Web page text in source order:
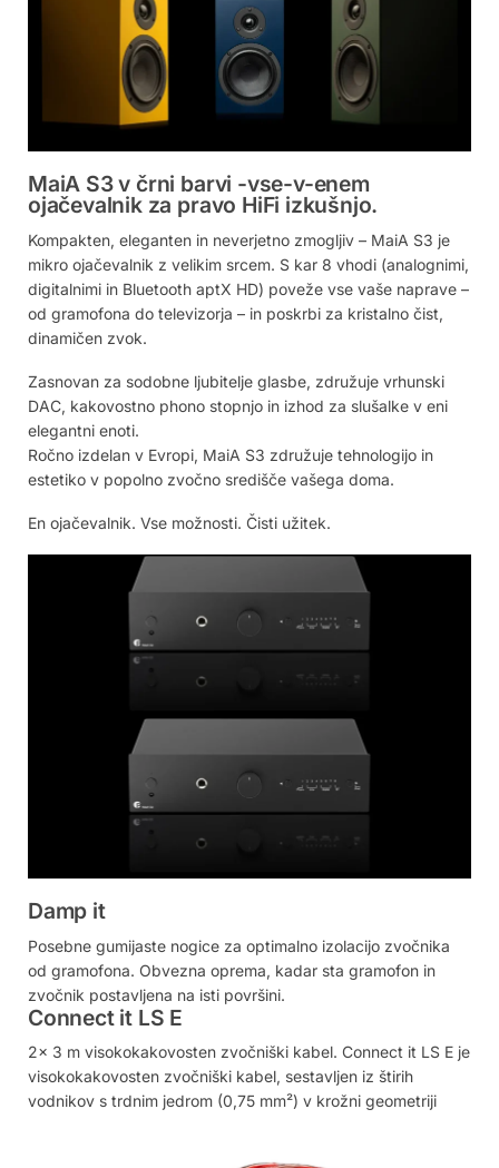
MaiA S3 v črni barvi -vse-v-enem
ojačevalnik za pravo HiFi izkušnjo.
Kompakten, eleganten in neverjetno zmogljiv – MaiA S3 je
mikro ojačevalnik z velikim srcem. S kar 8 vhodi (analognimi,
digitalnimi in Bluetooth aptX HD) poveže vse vaše naprave –
od gramofona do televizorja – in poskrbi za kristalno čist,
dinamičen zvok.
Zasnovan za sodobne ljubitelje glasbe, združuje vrhunski
DAC, kakovostno phono stopnjo in izhod za slušalke v eni
elegantni enoti.
Ročno izdelan v Evropi, MaiA S3 združuje tehnologijo in
estetiko v popolno zvočno središče vašega doma.
En ojačevalnik. Vse možnosti. Čisti užitek.
Damp it
Posebne gumijaste nogice za optimalno izolacijo zvočnika
od gramofona. Obvezna oprema, kadar sta gramofon in
zvočnik postavljena na isti površini.
Connect it LS E
2× 3 m visokokakovosten zvočniški kabel. Connect it LS E je
visokokakovosten zvočniški kabel, sestavljen iz štirih
vodnikov s trdnim jedrom (0,75 mm²) v krožni geometriji